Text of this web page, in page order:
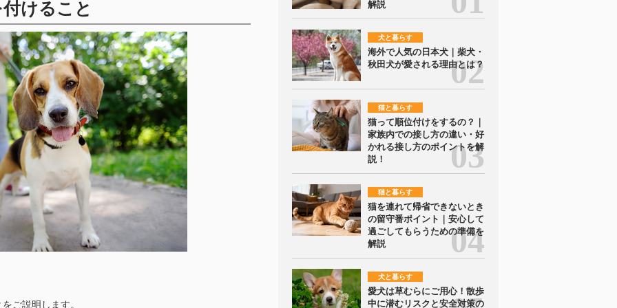
けること
ご説明します。
解説
犬と暮らす
海外で人気の日本犬｜柴犬・
秋田犬が愛される理由とは？
猫と暮らす
猫って順位付けをするの？｜
家族内での接し方の違い・好
かれる接し方のポイントを解
説！
猫と暮らす
猫を連れて帰省できないとき
の留守番ポイント｜安心して
過ごしてもらうための準備を
解説
犬と暮らす
愛犬は草むらにご用心！散歩
中に潜むリスクと安全対策の